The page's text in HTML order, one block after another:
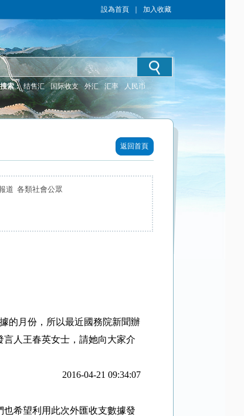
設為首頁 加入收藏
索： 结售汇 国际收支 外汇 汇率 人民币
返回首頁
道 各類社會公眾
的月份，所以最近國務院新聞辦
人王春英女士，請她向大家介
2016-04-21 09:34:07
希望利用此次外匯收支數據發